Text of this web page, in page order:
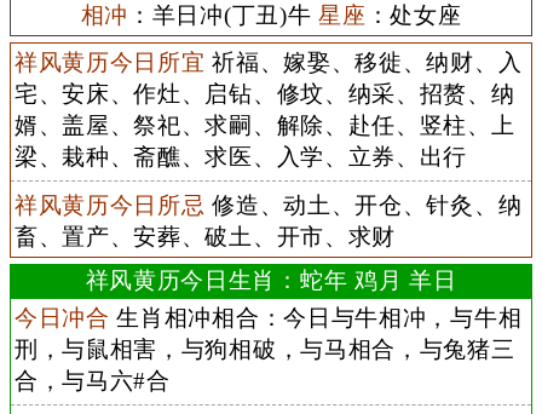
相冲 ：羊日冲(丁丑)牛星座 ：处女座
祥风黄历今日所宜 祈福、嫁娶、移徙、纳财、入
宅、安床、作灶、启钻、修坟、纳采、招赘、纳
婿、盖屋、祭祀、求嗣、解除、赴任、竖柱、上
梁、栽种、斋醮、求医、入学、立券、出行
祥风黄历今日所忌 修造、动土、开仓、针灸、纳
畜、置产、安葬、破土、开市、求财
祥风黄历今日生肖：蛇年 鸡月 羊日
今日冲合 生肖相冲相合：今日与牛相冲，与牛相
刑，与鼠相害，与狗相破，与马相合，与兔猪三
合，与马六#合